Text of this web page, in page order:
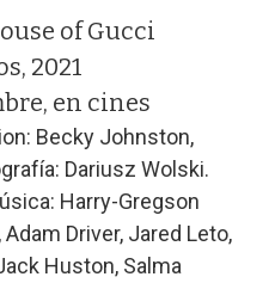
of Gucci
2021
en cines
Becky Johnston,
Dariusz Wolski.
Harry-Gregson
Driver, Jared Leto,
Huston, Salma